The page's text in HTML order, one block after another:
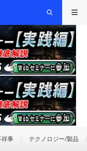
祥事 テクノロジー/製品